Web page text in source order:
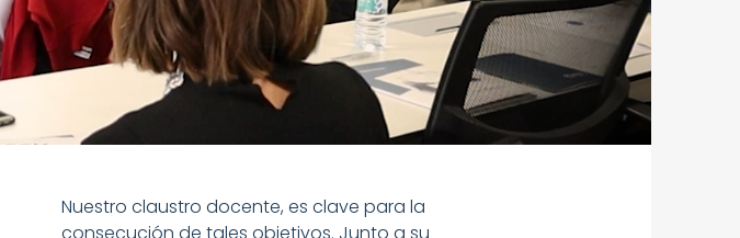
Nuestro claustro docente, es clave para la